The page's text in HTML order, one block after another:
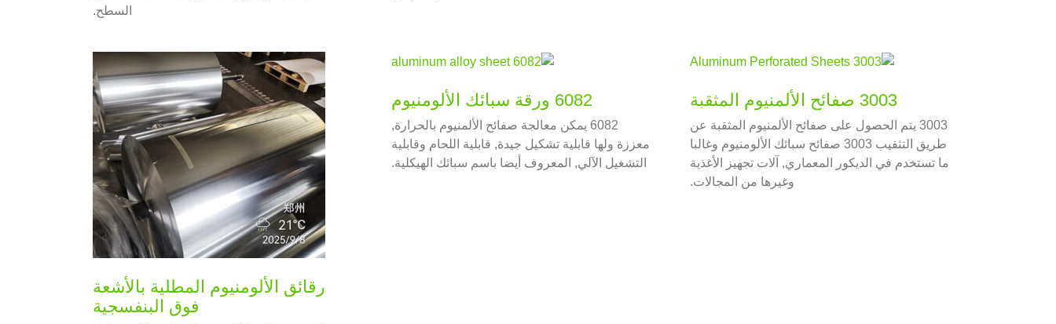
السطح.
3003 صفائح الألمنيوم المثقبة
3003 يتم الحصول على صفائح الألمنيوم المثقبة عن
طريق التثقيب 3003 صفائح سبائك الألومنيوم وغالبا
ما تستخدم في الديكور المعماري, آلات تجهيز الأغذية
وغيرها من المجالات.
6082 ورقة سبائك الألومنيوم
6082 يمكن معالجة صفائح الألمنيوم بالحرارة,
معززة ولها قابلية تشكيل جيدة, قابلية اللحام وقابلية
التشغيل الآلي, المعروف أيضا باسم سبائك الهيكلية.
رقائق الألومنيوم المطلية بالأشعة
فوق البنفسجية